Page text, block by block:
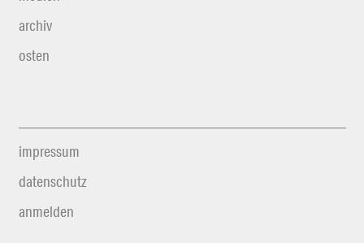
archiv
osten
impressum
datenschutz
anmelden